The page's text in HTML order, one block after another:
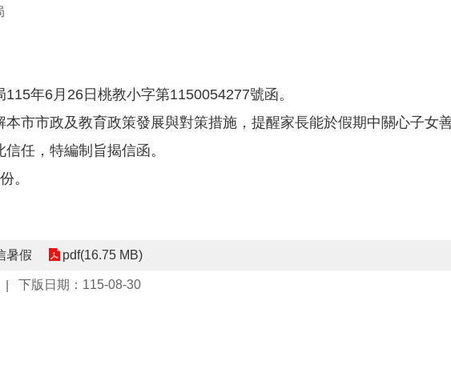
年6月26日桃教小字第1150054277號函。
本市市政及教育政策發展與對策措施，提醒家長能於假期中關心子女
任，特編制旨揭信函。
。
暑假 pdf(16.75 MB)
下版日期：115-08-30